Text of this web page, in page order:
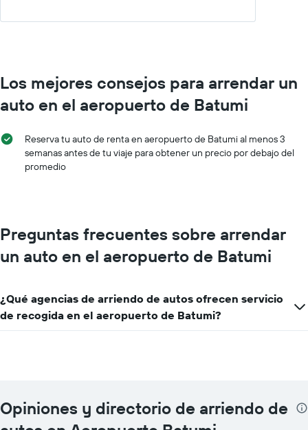
Los mejores consejos para arrendar un
auto en el aeropuerto de Batumi
Reserva tu auto de renta en aeropuerto de Batumi al menos 3
semanas antes de tu viaje para obtener un precio por debajo del
promedio
Preguntas frecuentes sobre arrendar
un auto en el aeropuerto de Batumi
¿Qué agencias de arriendo de autos ofrecen servicio
de recogida en el aeropuerto de Batumi?
Opiniones y directorio de arriendo de